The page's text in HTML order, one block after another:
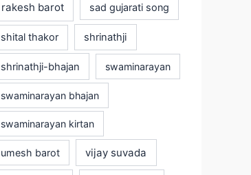
rakesh barot sad gujarati song
shital thakor shrinathji
shrinathji-bhajan swaminarayan
swaminarayan bhajan
swaminarayan kirtan
umesh barot vijay suvada